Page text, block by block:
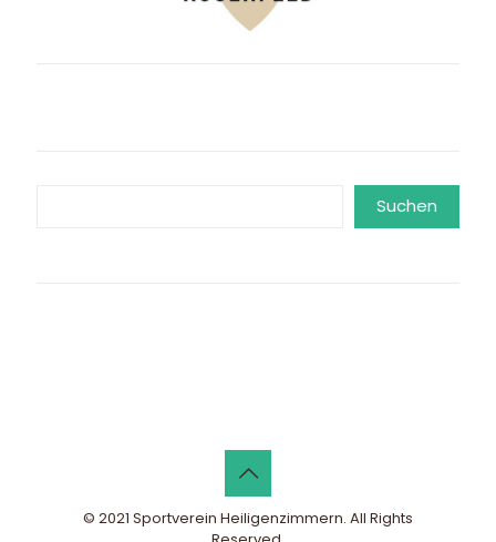
Suchen
© 2021 Sportverein Heiligenzimmern. All Rights